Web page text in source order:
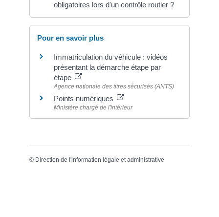
obligatoires lors d'un contrôle routier ?
Pour en savoir plus
Immatriculation du véhicule : vidéos
présentant la démarche étape par
étape
Agence nationale des titres sécurisés (ANTS)
Points numériques
Ministère chargé de l'intérieur
© Direction de l'information légale et administrative